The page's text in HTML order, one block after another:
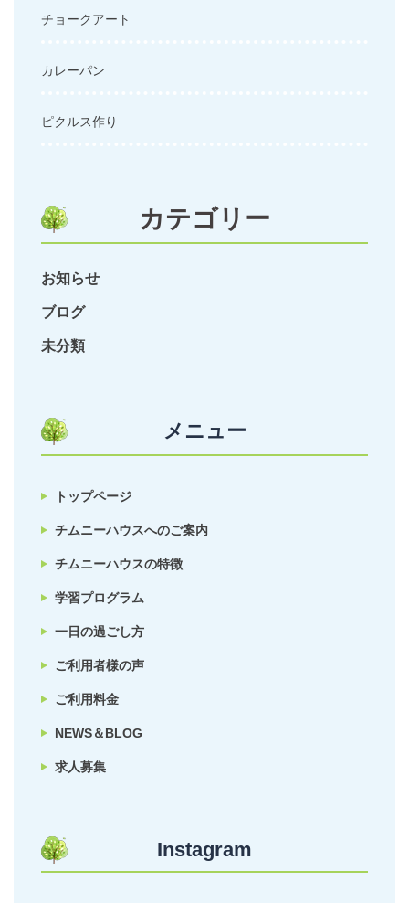
チョークアート
カレーパン
ピクルス作り
カテゴリー
お知らせ
ブログ
未分類
メニュー
トップページ
チムニーハウスへのご案内
チムニーハウスの特徴
学習プログラム
一日の過ごし方
ご利用者様の声
ご利用料金
NEWS＆BLOG
求人募集
Instagram